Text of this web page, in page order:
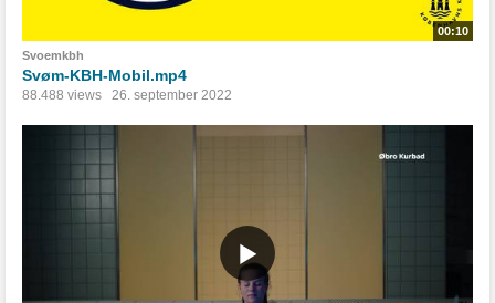
00:10
Svoemkbh
Svøm-KBH-Mobil.mp4
88.488 views 26. september 2022